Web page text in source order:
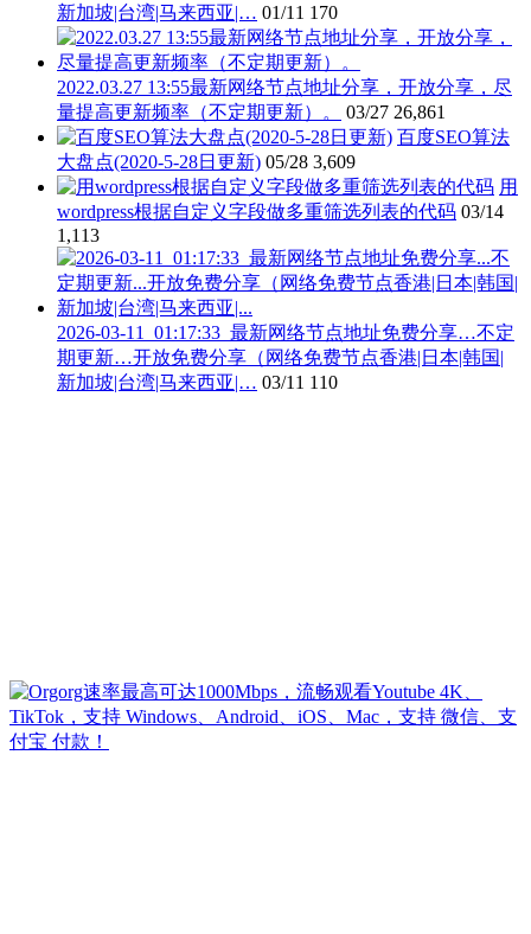
新加坡|台湾|马来西亚|… 01/11 170
2022.03.27 13:55最新网络节点地址分享，开放分享，尽
量提高更新频率（不定期更新）。
03/27 26,861
百度SEO算法
大盘点(2020-5-28日更新) 05/28 3,609
用
wordpress根据自定义字段做多重筛选列表的代码 03/14
1,113
2026-03-11_01:17:33_最新网络节点地址免费分享…不定
期更新…开放免费分享（网络免费节点香港|日本|韩国|
新加坡|台湾|马来西亚|… 03/11 110